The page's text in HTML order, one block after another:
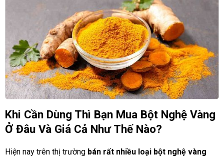
Khi Cần Dùng Thì Bạn Mua Bột Nghệ Vàng
Ở Đâu Và Giá Cả Như Thế Nào?
Hiện nay trên thị trường bán rất nhiều loại bột nghệ vàng